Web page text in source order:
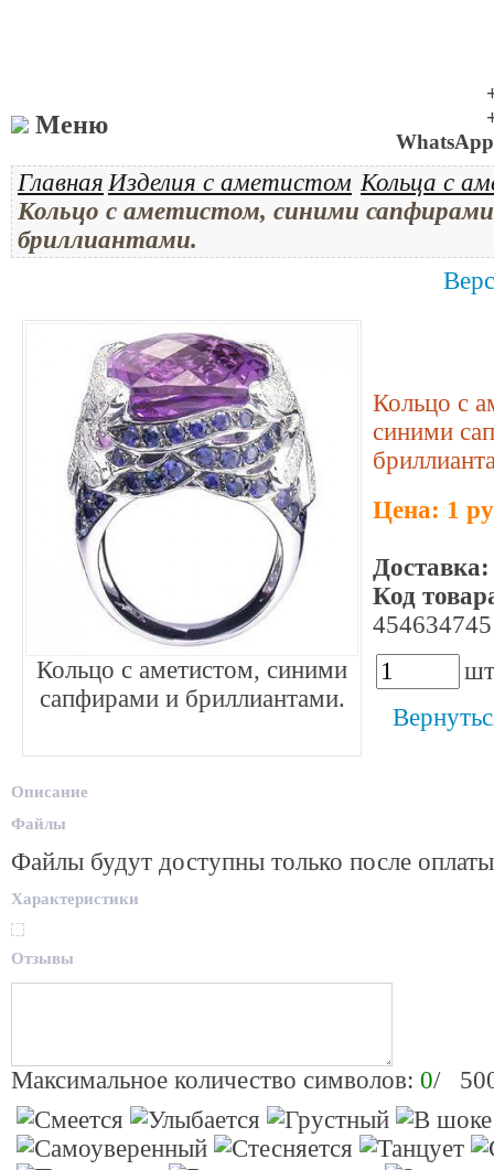
Меню
Главная Изделия с аметистом Кольца с
Кольцо с аметистом, синими
бриллиантами.
Кольцо с аметистом, синими
сапфирами и бриллиантами.
Кольцо с
синими
Цена: 1
Доставка:
Код
454634745
Описание
Файлы
Файлы будут доступны только после оплаты
Характеристики
Отзывы
Максимальное количество символов: 0/